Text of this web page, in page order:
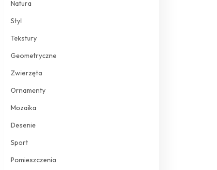
Natura
Styl
Tekstury
Geometryczne
Zwierzęta
Ornamenty
Mozaika
Desenie
Sport
Pomieszczenia